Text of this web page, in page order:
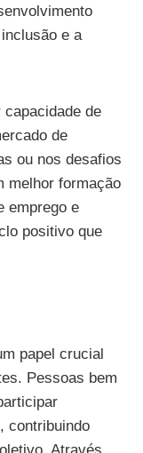
e a
capacidade de
de
ou nos desafios
melhor formação
emprego e
positivo que
papel crucial
Pessoas bem
contribuindo